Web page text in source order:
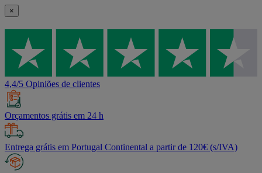
×
4,4/5 Opiniões de clientes
Orçamentos grátis em 24 h
Entrega grátis em Portugal Continental a partir de 120€ (s/IVA)